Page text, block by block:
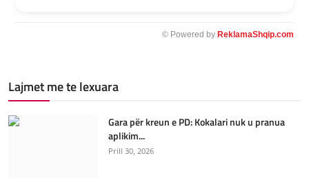
© Powered by ReklamaShqip.com
Lajmet me te lexuara
Gara për kreun e PD: Kokalari nuk u pranua
aplikim...
Prill 30, 2026